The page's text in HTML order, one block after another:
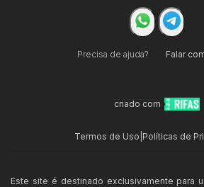
Precisa de ajuda? Falar
criado com
Termos de Uso Políticas de
Este site é destinado exclusivamente para